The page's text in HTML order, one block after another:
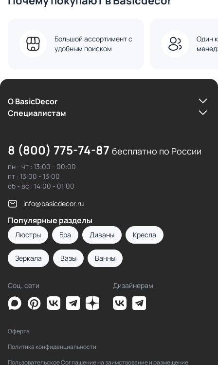
Большой ассортимент с
удобным поиском
Один
О BasicDecor
Cпециалистам
8 (800) 775-74-87 бесплатно по России
пн - чт : 13:00 - 00:00
пт : 13:00 - 13:00
сб - вс : 14:00 - 01:00
info@basicdecor.ru
Популярные разделы
Люстры Бра Диваны Кресла
Зеркала Вазы Ванны
Соц. сети Дизайнерам
Оферта
Политика конфиденциальности
Пользовательское Соглашение на заимствование и размещение